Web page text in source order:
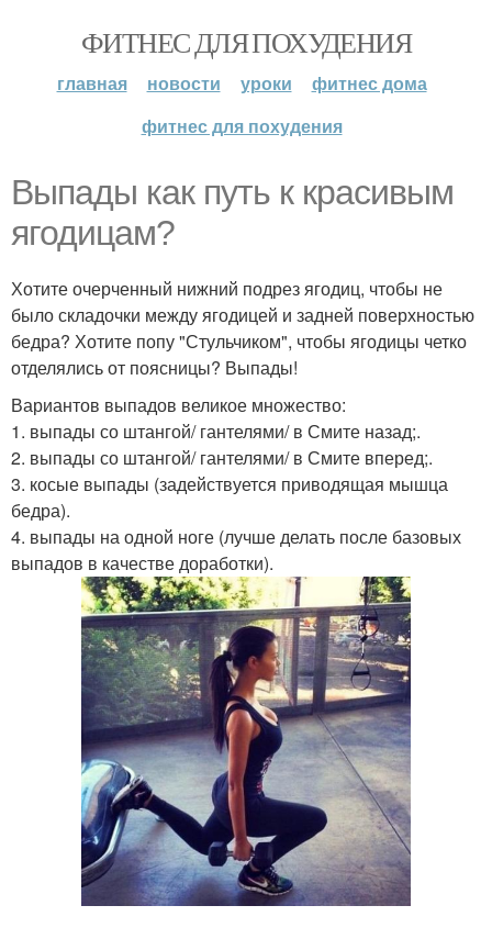
ФИТНЕС ДЛЯ ПОХУДЕНИЯ
главная новости уроки
фитнес дома
фитнес для похудения
Выпады как путь к красивым
ягодицам?
Хотите очерченный нижний подрез ягодиц, чтобы не
было складочки между ягодицей и задней поверхностью
бедра? Хотите попу "Стульчиком", чтобы ягодицы четко
отделялись от поясницы? Выпады!
Вариантов выпадов великое множество:
1. выпады со штангой/ гантелями/ в Смите назад;.
2. выпады со штангой/ гантелями/ в Смите вперед;.
3. косые выпады (задействуется приводящая мышца
бедра).
4. выпады на одной ноге (лучше делать после базовых
выпадов в качестве доработки).